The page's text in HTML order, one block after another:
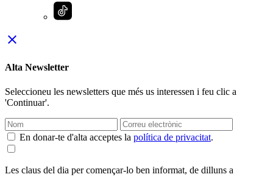
close
Alta Newsletter
Seleccioneu les newsletters que més us interessen i feu clic a
'Continuar'.
En donar-te d'alta acceptes la política de privacitat.
Les claus del dia per començar-lo ben informat, de dilluns a